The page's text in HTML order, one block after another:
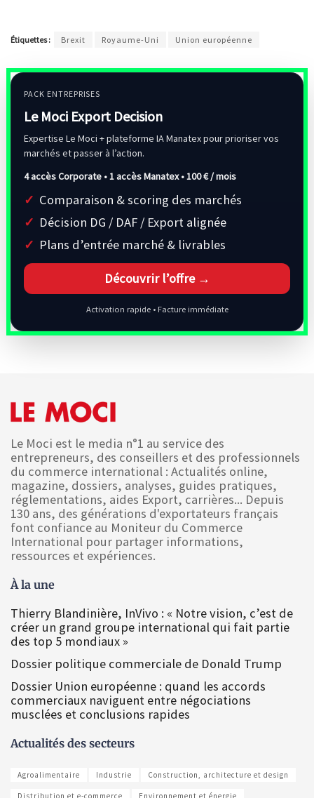
Étiquettes : Brexit Royaume-Uni Union européenne
PACK ENTREPRISES
Le Moci Export Decision
Expertise Le Moci + plateforme IA Manatex pour prioriser vos
marchés et passer à l’action.
4 accès Corporate • 1 accès Manatex •100 € / mois
Comparaison & scoring des marchés
Décision DG / DAF / Export alignée
Plans d’entrée marché & livrables
Découvrir l’offre →
Activation rapide • Facture immédiate
Le Moci est le media n°1 au service des
entrepreneurs, des conseillers et des professionnels
du commerce international : Actualités online,
magazine, dossiers, analyses, guides pratiques,
réglementations, aides Export, carrières... Depuis
130 ans, des générations d'exportateurs français
font confiance au Moniteur du Commerce
International pour partager informations,
ressources et expériences.
À la une
Thierry Blandinière, InVivo : « Notre vision, c’est de
créer un grand groupe international qui fait partie
des top 5 mondiaux »
Dossier politique commerciale de Donald Trump
Dossier Union européenne : quand les accords
commerciaux naviguent entre négociations
musclées et conclusions rapides
Actualités des secteurs
Agroalimentaire Industrie Construction, architecture et design
Distribution et e-commerce Environnement et énergie